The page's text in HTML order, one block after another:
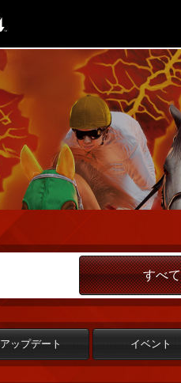
すべて
アップデート イベント